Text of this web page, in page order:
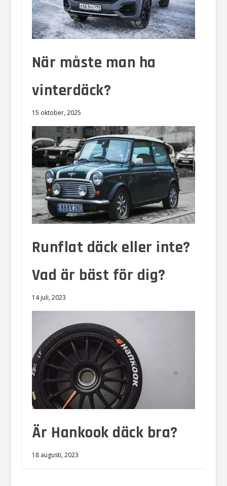
När måste man ha
vinterdäck?
15 oktober, 2025
Runflat däck eller inte?
Vad är bäst för dig?
14 juli, 2023
Är Hankook däck bra?
18 augusti, 2023